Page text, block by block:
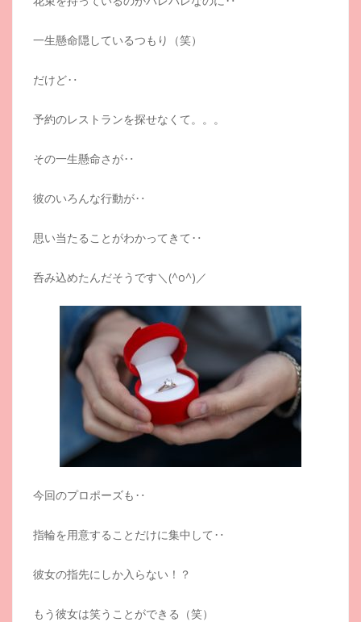
一生懸命隠しているつもり（笑）
だけど‥
予約のレストランを探せなくて。。。
その一生懸命さが‥
彼のいろんな行動が‥
思い当たることがわかってきて‥
呑み込めたんだそうです＼(^o^)／
今回のプロポーズも‥
指輪を用意することだけに集中して‥
彼女の指先にしか入らない！？
もう彼女は笑うことができる（笑）